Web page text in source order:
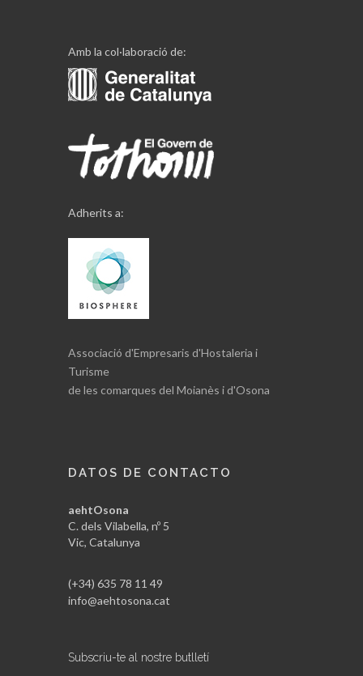
Amb la col·laboració de:
Adherits a:
Associació d'Empresaris d'Hostaleria i
Turisme
de les comarques del Moianès i d'Osona
DATOS DE CONTACTO
aehtOsona
C. dels Vilabella, nº 5
Vic, Catalunya
(+34) 635 78 11 49
info@aehtosona.cat
Subscriu-te al nostre butlletí